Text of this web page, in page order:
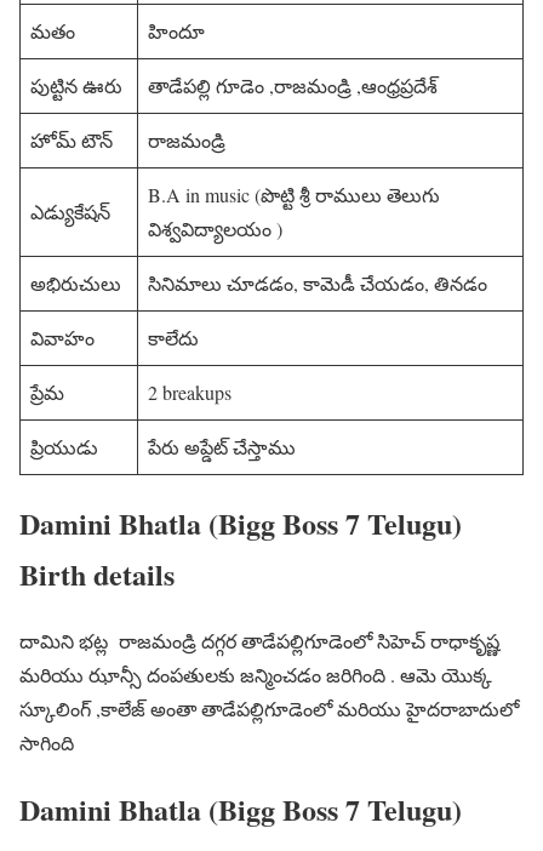
మతం హిందూ
పుట్టిన ఊరు తాడేపల్లి గూడెం ,రాజమండ్రి ,ఆంధ్రప్రదేశ్
హోమ్ టౌన్ రాజమండ్రి
ఎడ్యుకేషన్
B.A in music (పొట్టి శ్రీ రాములు తెలుగు
విశ్వవిద్యాలయం )
అభిరుచులు సినిమాలు చూడడం, కామెడీ చేయడం, తినడం
వివాహం కాలేదు
ప్రేమ 2 breakups
ప్రియుడు పేరు అప్డేట్ చేస్తాము
Damini Bhatla (Bigg Boss 7 Telugu)
Birth details
దామిని భట్ల రాజమండ్రి దగ్గర తాడేపల్లిగూడెంలో సిహెచ్ రాధాకృష్ణ
మరియు ఝాన్సీ దంపతులకు జన్మించడం జరిగింది . ఆమె యొక్క
స్కూలింగ్ ,కాలేజ్ అంతా తాడేపల్లిగూడెంలో మరియు హైదరాబాదులో
సాగింది
Damini Bhatla (Bigg Boss 7 Telugu)